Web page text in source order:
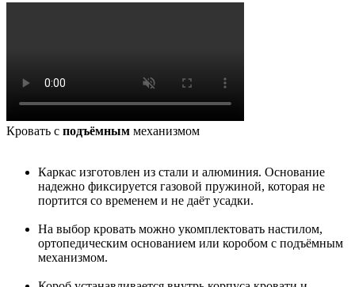
Кровать с подъёмным механизмом
Каркас изготовлен из стали и алюминия. Основание
надежно фиксируется газовой пружиной, которая не
портится со временем и не даёт усадки.
На выбор кровать можно укомплектовать настилом,
ортопедическим основанием или коробом с подъёмным
механизмом.